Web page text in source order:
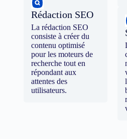
Rédaction SEO
La rédaction SEO
consiste à créer du
contenu optimisé
pour les moteurs de
recherche tout en
répondant aux
attentes des
utilisateurs.